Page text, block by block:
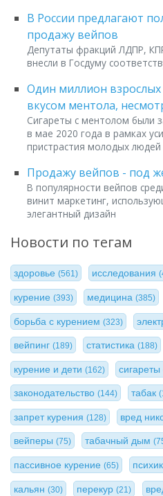
В России предлагают
продажу вейпов
Депутаты фракций ЛДПР,
внесли в Госдуму
Один миллион взрослых
вкусом ментола,
Сигареты с ментолом были
в мае 2020 года в рамках
пристрастия молодых
Продажу вейпов - под
В популярности вейпов
винит маркетинг,
элегантный дизайн
Новости по тегам
здоровье (561) исследования
курение (393) медицина(385)
борьба с курением (323)
вейпинг (189) статистика(188)
курение и дети (162) сигареты
законодательство (144) табак
запрет курения (128) вред
вейперы (75) табачный дым
пассивное курение (65)
кальян (30) перекур(21)